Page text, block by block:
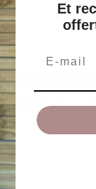
sur
Et